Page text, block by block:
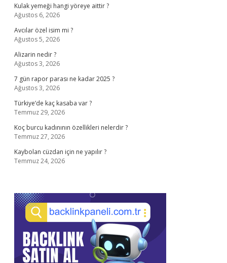
Kulak yemeği hangi yöreye aittir ?
Ağustos 6, 2026
Avcılar özel isim mi ?
Ağustos 5, 2026
Alizarin nedir ?
Ağustos 3, 2026
7 gün rapor parası ne kadar 2025 ?
Ağustos 3, 2026
Türkiye’de kaç kasaba var ?
Temmuz 29, 2026
Koç burcu kadınının özellikleri nelerdir ?
Temmuz 27, 2026
Kaybolan cüzdan için ne yapılır ?
Temmuz 24, 2026